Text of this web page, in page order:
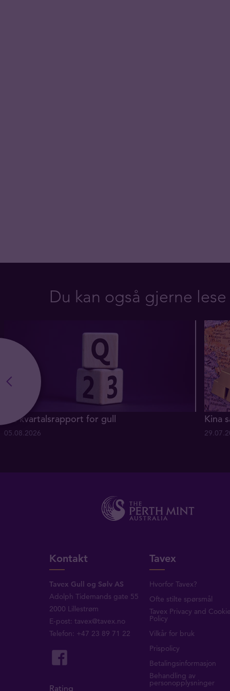
Du kan også gjerne lese
Q2 kvartalsrapport for gull
05.08.2026
Kina
Kontakt
Tavex Gull og Sølv AS
Adolph Tidemands gate 55
2000 Lillestrøm
E-post:tavex@tavex.no
Telefon: +47 23 89 71 22
Rating
Tavex
Hvorfor Tavex?
Ofte stilte spørsmål
Tavex Privacy and
Policy
Vilkår for bruk
Prispolicy
Betalingsinformasjon
Behandling av
personopplysninger